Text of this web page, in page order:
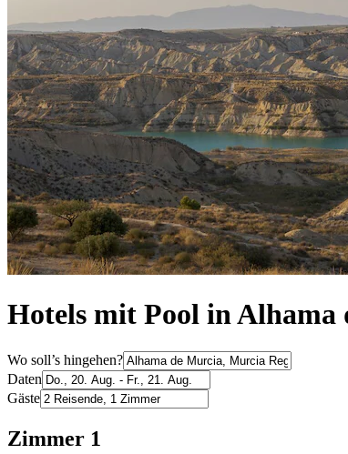
Hotels mit Pool in Alhama
Wo soll’s hingehen?
Daten
Gäste
Zimmer 1